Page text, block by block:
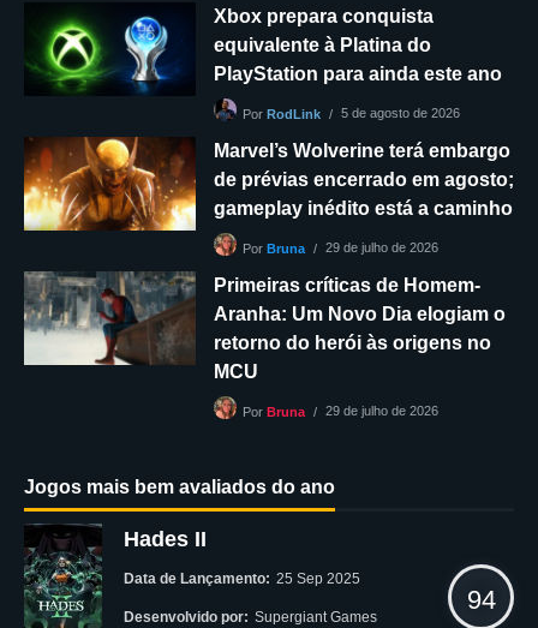
Xbox prepara conquista
equivalente à Platina do
PlayStation para ainda este ano
PorRodLink 5 de agosto de 2026
Marvel’s Wolverine terá embargo
de prévias encerrado em agosto;
gameplay inédito está a caminho
PorBruna 29 de julho de 2026
Primeiras críticas de Homem-
Aranha: Um Novo Dia elogiam o
retorno do herói às origens no
MCU
PorBruna 29 de julho de 2026
Jogos mais bem avaliados do ano
Hades II
Data de Lançamento: 25 Sep 2025
Desenvolvido por: Supergiant Games
94